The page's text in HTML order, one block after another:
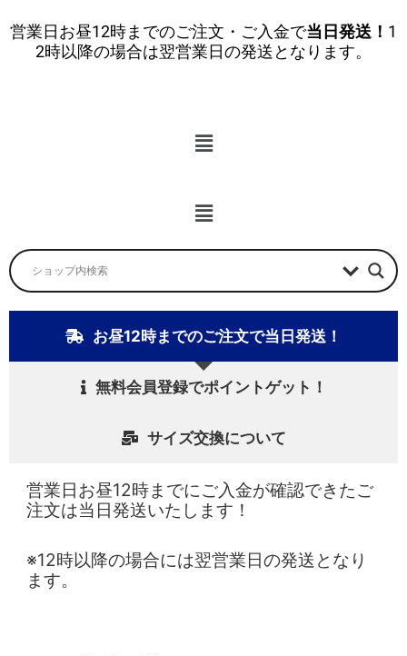
営業日お昼12時までのご注文・ご入金で当日発送！ 1
2時以降の場合は翌営業日の発送となります。
メ
ニ
メ
ニ
ュ
お昼12時までのご注文で当日発送！
無料会員登録でポイントゲット！
サイズ交換について
営業日お昼12時までにご入金が確認できたご
注文は当日発送いたします！
※12時以降の場合には翌営業日の発送となり
ます。